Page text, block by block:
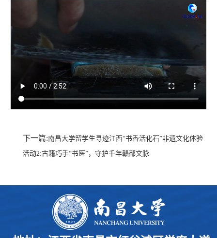
下一篇:南昌大学留学生寻迹江西“书香活化石”非遗文化体验
活动2:古籍巧手“书医”，守护千年赣鄱文脉